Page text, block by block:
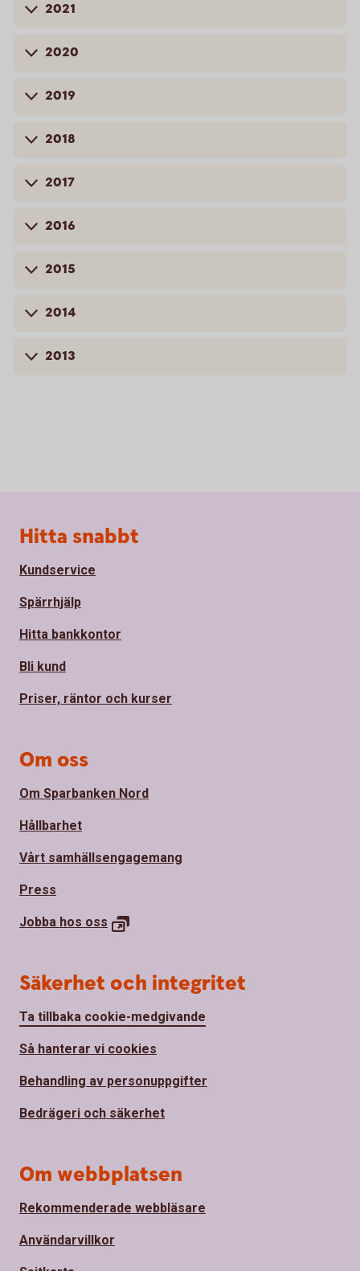
2021
2020
2019
2018
2017
2016
2015
2014
2013
Sidfot
Hitta snabbt
Kundservice
Spärrhjälp
Hitta bankkontor
Bli kund
Priser, räntor och kurser
Om oss
Om Sparbanken Nord
Hållbarhet
Vårt samhällsengagemang
Press
Jobba hos oss
Säkerhet och integritet
Ta tillbaka cookie-medgivande
Så hanterar vi cookies
Behandling av personuppgifter
Bedrägeri och säkerhet
Om webbplatsen
Rekommenderade webbläsare
Användarvillkor